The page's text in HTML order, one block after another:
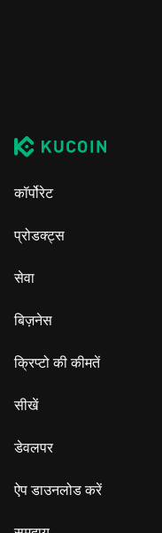
कॉर्पोरेट
प्रोडक्ट्स
सेवा
बिज़नेस
क्रिप्टो की कीमतें
सीखें
डेवलपर
ऐप डाउनलोड करें